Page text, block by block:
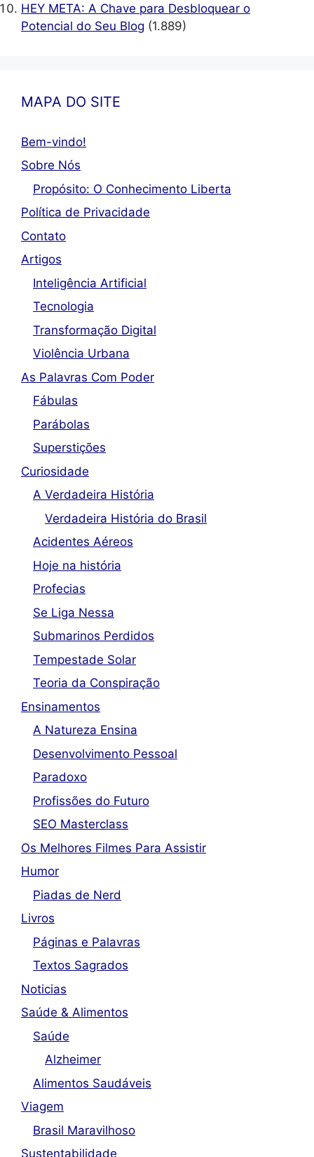
HEY META: A Chave para Desbloquear o
Potencial do Seu Blog (1.889)
MAPA DO SITE
Bem-vindo!
Sobre Nós
Propósito: O Conhecimento Liberta
Política de Privacidade
Contato
Artigos
Inteligência Artificial
Tecnologia
Transformação Digital
Violência Urbana
As Palavras Com Poder
Fábulas
Parábolas
Superstições
Curiosidade
A Verdadeira História
Verdadeira História do Brasil
Acidentes Aéreos
Hoje na história
Profecias
Se Liga Nessa
Submarinos Perdidos
Tempestade Solar
Teoria da Conspiração
Ensinamentos
A Natureza Ensina
Desenvolvimento Pessoal
Paradoxo
Profissões do Futuro
SEO Masterclass
Os Melhores Filmes Para Assistir
Humor
Piadas de Nerd
Livros
Páginas e Palavras
Textos Sagrados
Noticias
Saúde & Alimentos
Saúde
Alzheimer
Alimentos Saudáveis
Viagem
Brasil Maravilhoso
Sustentabilidade